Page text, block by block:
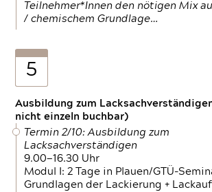
Teilnehmer*Innen den nötigen Mix
/ chemischem Grundlage…
5
Ausbildung zum
nicht einzeln buchbar)
Termin 2/10: Ausbildung zum
Lacksachverständigen
9.00—16.30 Uhr
Modul I: 2 Tage in Plauen/GTÜ-
Grundlagen der Lackierung +